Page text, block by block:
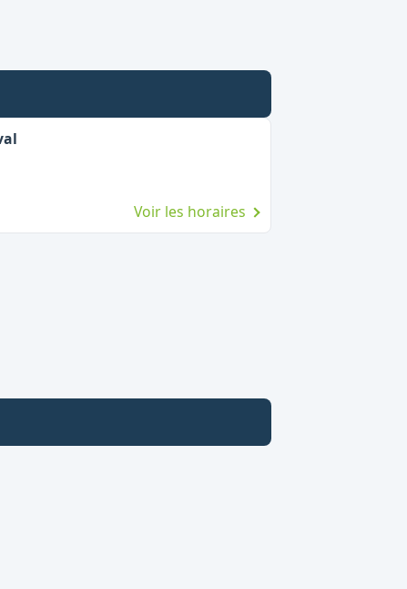
Voir les horaires